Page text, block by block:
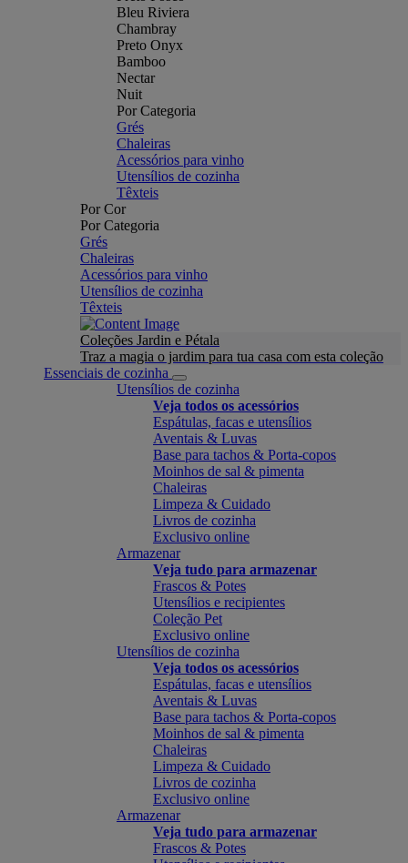
Bleu Riviera
Chambray
Preto Onyx
Bamboo
Nectar
Nuit
Por Categoria
Grés
Chaleiras
Acessórios para vinho
Utensílios de cozinha
Têxteis
Por Cor
Por Categoria
Grés
Chaleiras
Acessórios para vinho
Utensílios de cozinha
Têxteis
Coleções Jardin e Pétala
Traz a magia o jardim para tua casa com esta coleção
Essenciais de cozinha
Utensílios de cozinha
Veja todos os acessórios
Espátulas, facas e utensílios
Aventais & Luvas
Base para tachos & Porta-copos
Moinhos de sal & pimenta
Chaleiras
Limpeza & Cuidado
Livros de cozinha
Exclusivo online
Armazenar
Veja tudo para armazenar
Frascos & Potes
Utensílios e recipientes
Coleção Pet
Exclusivo online
Utensílios de cozinha
Veja todos os acessórios
Espátulas, facas e utensílios
Aventais & Luvas
Base para tachos & Porta-copos
Moinhos de sal & pimenta
Chaleiras
Limpeza & Cuidado
Livros de cozinha
Exclusivo online
Armazenar
Veja tudo para armazenar
Frascos & Potes